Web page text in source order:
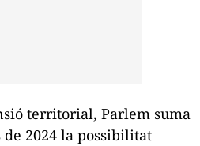
territorial, Parlem suma
de 2024 la possibilitat